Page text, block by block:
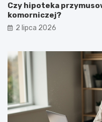
Czy hipoteka
komorniczej?
2 lipca 2026